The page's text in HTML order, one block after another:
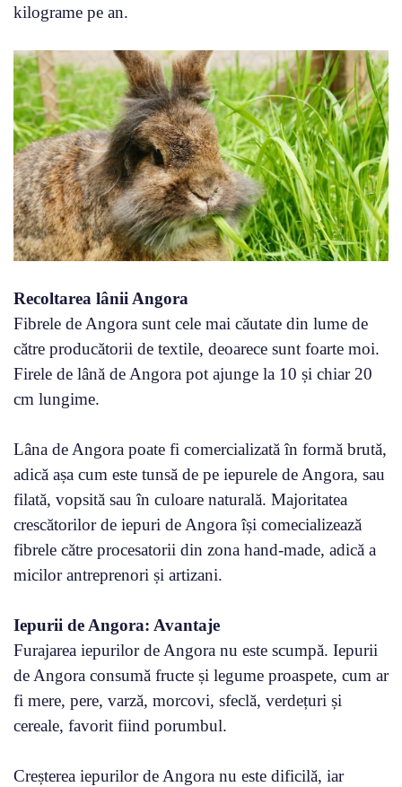
kilograme pe an.
Recoltarea lânii Angora
Fibrele de Angora sunt cele mai căutate din lume de
către producătorii de textile, deoarece sunt foarte moi.
Firele de lână de Angora pot ajunge la 10 și chiar 20
cm lungime.
Lâna de Angora poate fi comercializată în formă brută,
adică așa cum este tunsă de pe iepurele de Angora, sau
filată, vopsită sau în culoare naturală. Majoritatea
crescătorilor de iepuri de Angora își comecializează
fibrele către procesatorii din zona hand-made, adică a
micilor antreprenori și artizani.
Iepurii de Angora: Avantaje
Furajarea iepurilor de Angora nu este scumpă. Iepurii
de Angora consumă fructe și legume proaspete, cum ar
fi mere, pere, varză, morcovi, sfeclă, verdețuri și
cereale, favorit fiind porumbul.
Creșterea iepurilor de Angora nu este dificilă, iar